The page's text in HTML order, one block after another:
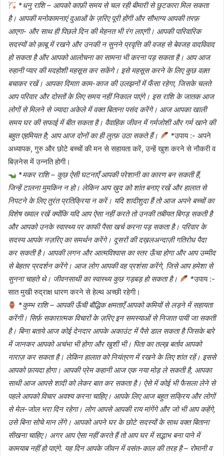
*धनु राशि – आपको काफ़ी समय से चल रही बीमारी से छुटकारा मिल सकता
है। आपकी मनोकामनाएं दुआओं के ज़रिए पूरी होंगी और सौभाग्य आपकी तरफ़
आएगा- और साथ ही पिछले दिन की मेहनत भी रंग लाएगी। आपकी पारिवारिक
सदस्यों को क़ाबू में रखने और उनकी न सुनने प्रवृत्ति की वजह से बेवजह वादविवाद
हो सकता है और आपको आलोचना का सामना भी करना पड़ सकता है। आप आज
रुहानी प्यार की मदहोशी महसूस कर सकेंगे। इसे महसूस करने के लिए कुछ वक़्त
बचाकर रखें। आपका दिमाग़ काम-काज की उलझनों में फँसा रहेगा, जिसके चलते
आप परिवार और दोस्तों के लिए समय नहीं निकाल पाएंगे। इस राशि के जातक आज
लोगों से मिलने से ज्यादा अकेले में वक्त बिताना पसंद करेंगे। आज आपका खाली
समय घर की सफाई में बीत सकता है। वैवाहिक जीवन में गर्मजोशी और गर्म खाने की
बहुत एहमियत है; आप आज दोनों का ही लुत्फ़ उठा सकते हैं।
*उपाय :- अपने
अध्यापक, गुरु और छोटे बच्चों की मन से सहायता करें, उन्हें खुश करने से नौकरी व
बिज़नेस में उन्नति होगी।
*मकर राशि – कुछ ऐसी घटनाएँ आपकी परेशानी का कारण बन सकती हैं,
जिन्हें टालना मुमकिन न हो। लेकिन आप ख़ुद को शांत बनाए रखें और हालात से
निपटने के लिए तुरंत प्रतिक्रिया न करें। यदि शादीशुदा हैं तो आज अपने बच्चों का
विशेष ख्याल रखें क्योंकि यदि आप ऐसा नहीं करते तो उनकी तबीयत बिगड़ सकती है
और आपको उनके स्वास्थ्य पर काफी पैसा खर्च करना पड़ सकता है। परिवार के
सदस्य आपके नज़रिए का समर्थन करेंगे। दूसरों की दख़लअन्दाज़ी गतिरोध पैदा
कर सकती है। आपकी लगन और आत्मविश्वास का स्तर ऊँचा होगा और आप उम्मीद
से बेहतर प्रदर्शन करेंगे। आज लोग आपकी वह प्रशंसा करेंगे, जिसे आप हमेशा से
सुनना चाहते थे। जीवनसाथी का स्वास्थ्य कुछ गड़बड़ हो सकता है।
*उपाय :-
सात मुखी रुद्राक्ष धारण करने से हेल्थ अच्छी रहेगी।
*कुम्भ राशि – आपकी ऊँची बौद्धिक क्षमताएँ आपको कमियों से लड़ने में सहायता
करेंगी। सिर्फ़ सकारात्मक विचारों के ज़रिए इन समस्याओं से निजात पायी जा सकती
है। बिना बताये आज कोई देनदार आपके अकाउंट में पैसे डाल सकता है जिसके बारे
में जानकर आपको अचंभा भी होगा और खुशी भी। पिता का तल्ख़ बर्ताव आपको
नाराज़ कर सकता है। लेकिन हालात को नियंत्रण में रखने के लिए शांत रहें। इससे
आपको फ़ायदा होगा। आपकी प्रेम कहानी आज एक नया मोड़ ले सकती है, आपका
साथी आज आपसे शादी को लेकर बात कर सकता है। ऐसे में कोई भी फैसला लेने से
पहले आपको विचार अवश्य करना चाहिए। आपके लिए आज बहुत सक्रिय और लोगों
से मेल-जोल भरा दिन रहेगा। लोग आपसे आपकी राय मांगेंगे और जो भी आप कहेंगे,
उसे बिना सोचे मान लेंगे। आपको अपने घर के छोटे सदस्यों के साथ वक्त बिताना
सीखना चाहिए। अगर आप ऐसा नहीं करते हैं तो आप घर में सद्भाभ बना पाने में
कामयाब नहीं हो पाएंगे. यह दिन आपके जीवन में वसंत-काल की तरह है – रोमानी व